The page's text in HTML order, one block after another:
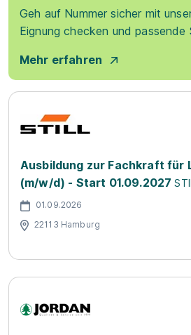
Geh auf Nummer sicher mit
Eignung checken und passende
Mehr erfahren
Ausbildung zur Fachkraft für
(m/w/d) - Start 01.09.2027
01.09.2026
22113 Hamburg